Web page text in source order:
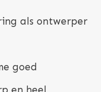
als ontwerper
goed
en heel